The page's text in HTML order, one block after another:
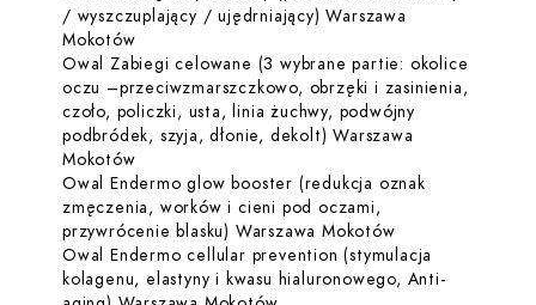
/ wyszczuplający / ujędrniający) Warszawa
MokotówDowiedz się więcej o Owal Zabieg indywidualny
Owal Zabiegi celowane (3 wybrane partie: okolice
oczu –przeciwzmarszczkowo, obrzęki i zasinienia,
czoło, policzki, usta, linia żuchwy, podwójny
podbródek, szyja, dłonie, dekolt) Warszawa
MokotówDowiedz się więcej o Owal Zabiegi celowane (3
Owal Endermo glow booster (redukcja oznak
zmęczenia, worków i cieni pod oczami,
przywrócenie blasku) Warszawa MokotówDowiedz się
Owal Endermo cellular prevention (stymulacja
kolagenu, elastyny i kwasu hialuronowego, Anti-